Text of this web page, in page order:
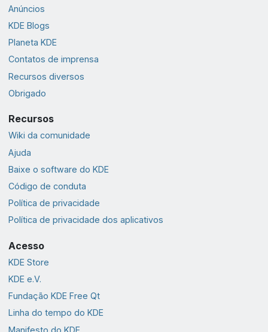
Anúncios
KDE Blogs
Planeta KDE
Contatos de imprensa
Recursos diversos
Obrigado
Recursos
Wiki da comunidade
Ajuda
Baixe o software do KDE
Código de conduta
Política de privacidade
Política de privacidade dos aplicativos
Acesso
KDE Store
KDE e.V.
Fundação KDE Free Qt
Linha do tempo do KDE
Manifesto do KDE